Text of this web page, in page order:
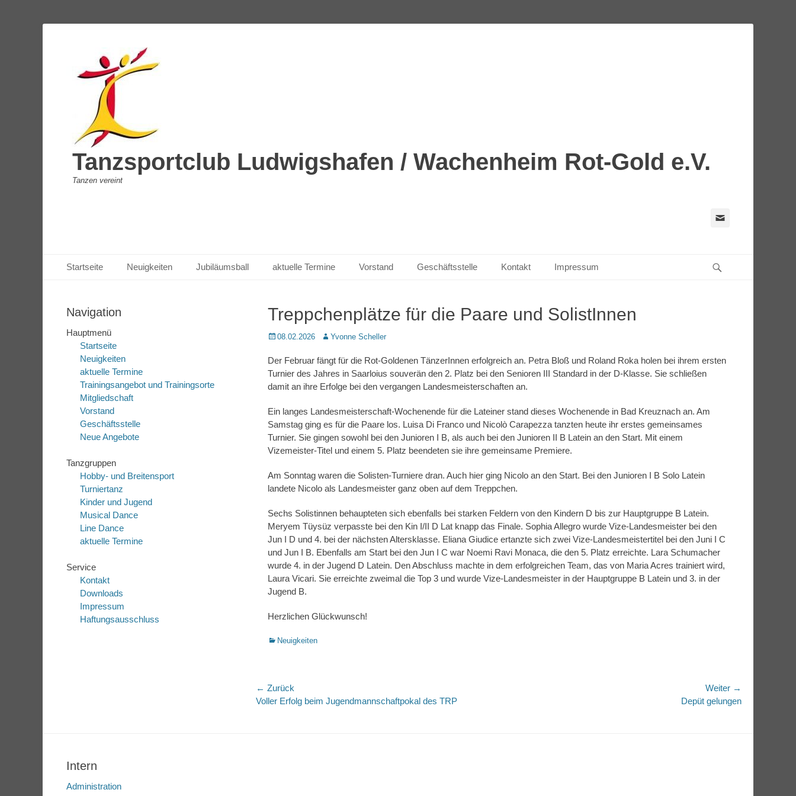
Tanzsportclub Ludwigshafen / Wachenheim Rot-Gold e.V.
Tanzen vereint
Primäres Menü
Inhalt
Startseite Neuigkeiten Jubiläumsball aktuelle Termine Vorstand Geschäftsstelle Kontakt Impressum
Treppchenplätze für die Paare und SolistInnen
Posted
08.02.2026 AutorYvonne Scheller
Der Februar fängt für die Rot-Goldenen TänzerInnen erfolgreich an. Petra Bloß und Roland Roka holen bei ihrem ersten
Turnier des Jahres in Saarloius souverän den 2. Platz bei den Senioren III Standard in der D-Klasse. Sie schließen
damit an ihre Erfolge bei den vergangen Landesmeisterschaften an.
Ein langes Landesmeisterschaft-Wochenende für die Lateiner stand dieses Wochenende in Bad Kreuznach an. Am
Samstag ging es für die Paare los. Luisa Di Franco und Nicolò Carapezza tanzten heute ihr erstes gemeinsames
Turnier. Sie gingen sowohl bei den Junioren I B, als auch bei den Junioren II B Latein an den Start. Mit einem
Vizemeister-Titel und einem 5. Platz beendeten sie ihre gemeinsame Premiere.
Am Sonntag waren die Solisten-Turniere dran. Auch hier ging Nicolo an den Start. Bei den Junioren I B Solo Latein
landete Nicolo als Landesmeister ganz oben auf dem Treppchen.
Sechs Solistinnen behaupteten sich ebenfalls bei starken Feldern von den Kindern D bis zur Hauptgruppe B Latein.
Meryem Tüysüz verpasste bei den Kin I/II D Lat knapp das Finale. Sophia Allegro wurde Vize-Landesmeister bei den
Jun I D und 4. bei der nächsten Altersklasse. Eliana Giudice ertanzte sich zwei Vize-Landesmeistertitel bei den Juni I C
und Jun I B. Ebenfalls am Start bei den Jun I C war Noemi Ravi Monaca, die den 5. Platz erreichte. Lara Schumacher
wurde 4. in der Jugend D Latein. Den Abschluss machte in dem erfolgreichen Team, das von Maria Acres trainiert wird,
Laura Vicari. Sie erreichte zweimal die Top 3 und wurde Vize-Landesmeister in der Hauptgruppe B Latein und 3. in der
Jugend B.
Herzlichen Glückwunsch!
Kategorien
Neuigkeiten
Beitrags-
Navigation
← Zurück
Vorheriger
Voller Erfolg beim Jugendmannschaftpokal des TRP
Weiter →
Depüt gelungen
Navigation
Hauptmenü
Startseite
Neuigkeiten
aktuelle Termine
Trainingsangebot und Trainingsorte
Mitgliedschaft
Vorstand
Geschäftsstelle
Neue Angebote
Tanzgruppen
Hobby- und Breitensport
Turniertanz
Kinder und Jugend
Musical Dance
Line Dance
aktuelle Termine
Service
Kontakt
Downloads
Impressum
Haftungsausschluss
Intern
Administration